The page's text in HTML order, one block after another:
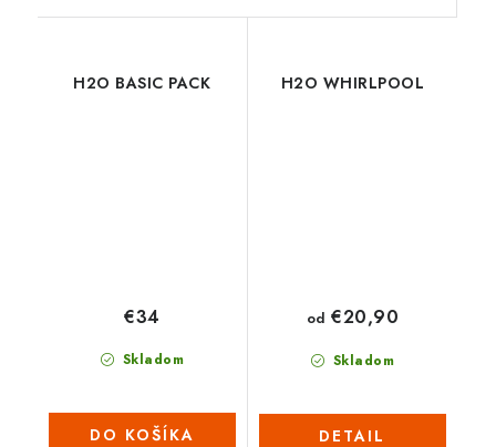
H2O BASIC PACK
Skladom
€34
DO KOŠÍKA
H2O WHIRLPOOL
Skladom
od €20,90
DETAIL